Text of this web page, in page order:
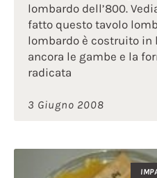
lombardo dell’800.
fatto questo tavolo
lombardo è costruito in
ancora le gambe e la
radicata
3 Giugno 2008